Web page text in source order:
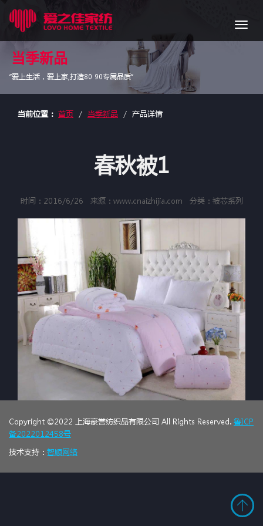
导
航
当季新品
“爱上生活，爱上家,打造80 90专属品质”
当前位置： 首页 当季新品 产品详情
春秋被1
时间：2016/6/26 来源：www.cnaizhijia.com 分类：被芯系列
Copyright ©2022 上海豪誉纺织品有限公司 All Rights Reserved. 鲁ICP
备2022012458号
技术支持： 智顺网络